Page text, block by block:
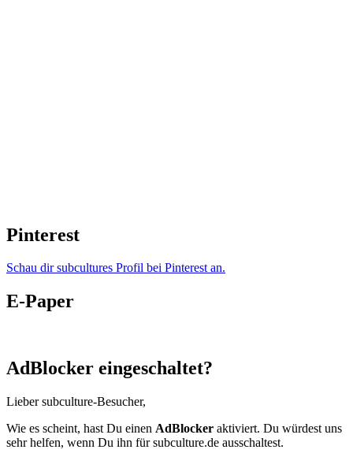
Pinterest
Schau dir subcultures Profil bei Pinterest an.
E-Paper
AdBlocker eingeschaltet?
Lieber subculture-Besucher,
Wie es scheint, hast Du einen AdBlocker aktiviert. Du würdest uns
sehr helfen, wenn Du ihn für subculture.de ausschaltest.